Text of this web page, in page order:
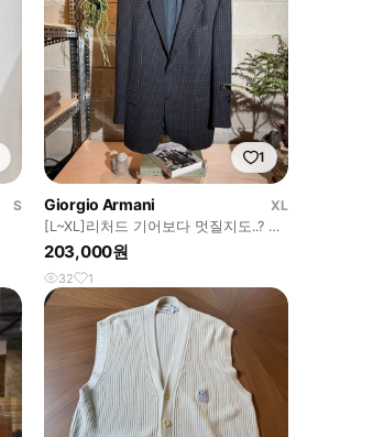
S
1
Giorgio Armani
XL
[L~XL]리처드 기어보다 멋질지도..? 마
니 버진 울 체크 자켓코트
203,000원
32 1